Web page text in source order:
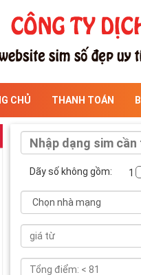
CHỦ THANH TOÁN
Dãy số không gồm: 1